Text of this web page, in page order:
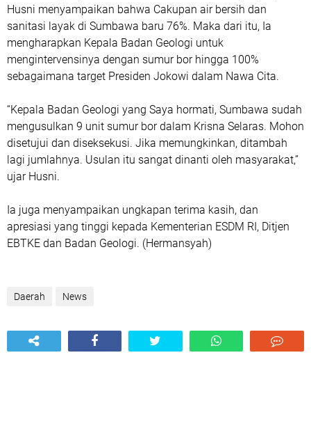
Husni menyampaikan bahwa Cakupan air bersih dan
sanitasi layak di Sumbawa baru 76%. Maka dari itu, Ia
mengharapkan Kepala Badan Geologi untuk
mengintervensinya dengan sumur bor hingga 100%
sebagaimana target Presiden Jokowi dalam Nawa Cita.
“Kepala Badan Geologi yang Saya hormati, Sumbawa sudah
mengusulkan 9 unit sumur bor dalam Krisna Selaras. Mohon
disetujui dan diseksekusi. Jika memungkinkan, ditambah
lagi jumlahnya. Usulan itu sangat dinanti oleh masyarakat,”
ujar Husni.
Ia juga menyampaikan ungkapan terima kasih, dan
apresiasi yang tinggi kepada Kementerian ESDM RI, Ditjen
EBTKE dan Badan Geologi. (Hermansyah)
Daerah News